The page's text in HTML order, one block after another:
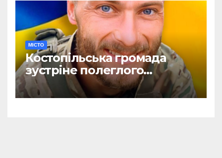
МІСТО
Костопільська громада
зустріне полеглого
головного сержанта Сергія
Василюка